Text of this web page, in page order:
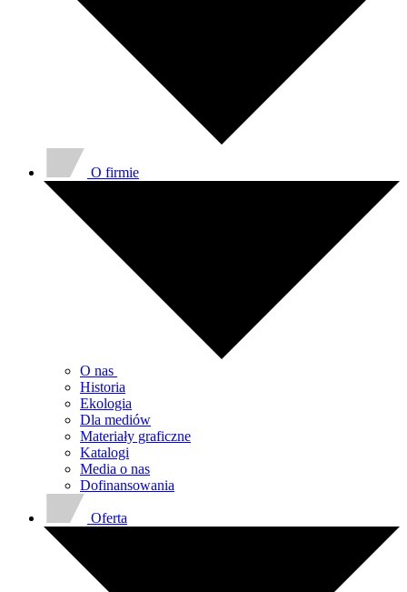
O firmie
O nas
Historia
Ekologia
Dla mediów
Materiały graficzne
Katalogi
Media o nas
Dofinansowania
Oferta